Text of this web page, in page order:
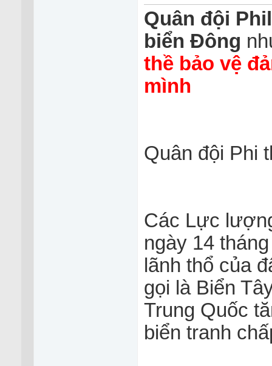
Quân đội
biển Đông
thề bảo vệ
mình
Quân đội Phi
Các Lực
ngày 14
lãnh thổ của
gọi là Biển
Trung Quốc
biển tranh